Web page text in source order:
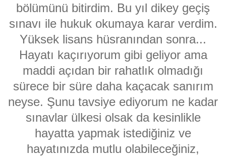
bölümünü bitirdim. Bu yıl dikey geçiş
sınavı ile hukuk okumaya karar verdim.
Yüksek lisans hüsranından sonra...
Hayatı kaçırıyorum gibi geliyor ama
maddi açıdan bir rahatlık olmadığı
sürece bir süre daha kaçacak sanırım
neyse. Şunu tavsiye ediyorum ne kadar
sınavlar ülkesi olsak da kesinlikle
hayatta yapmak istediğiniz ve
hayatınızda mutlu olabileceğiniz,